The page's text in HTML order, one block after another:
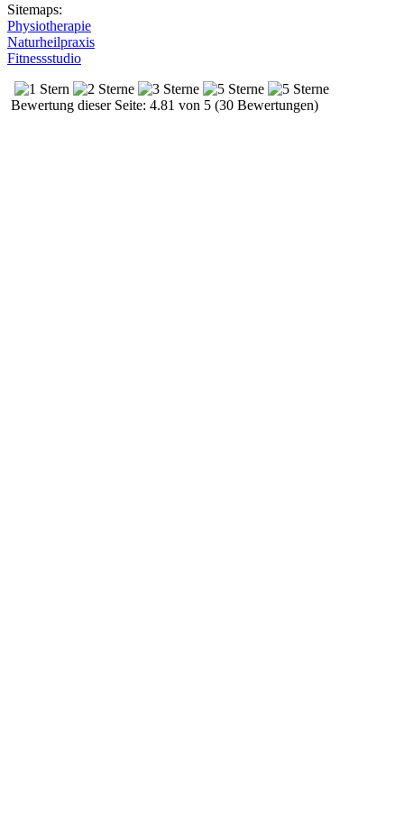
Sitemaps:
Physiotherapie
Naturheilpraxis
Fitnessstudio
Bewertung dieser Seite: 4.81 von 5 (30 Bewertungen)